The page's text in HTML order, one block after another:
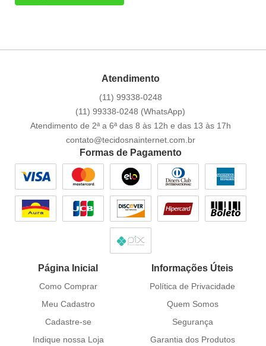
Atendimento
(11) 99338-0248
(11) 99338-0248 (WhatsApp)
Atendimento de 2ª a 6ª das 8 às 12h e das 13 às 17h
contato@tecidosnainternet.com.br
Formas de Pagamento
Página Inicial
Como Comprar
Meu Cadastro
Cadastre-se
Indique nossa Loja
Informações Úteis
Política de Privacidade
Quem Somos
Segurança
Garantia dos Produtos